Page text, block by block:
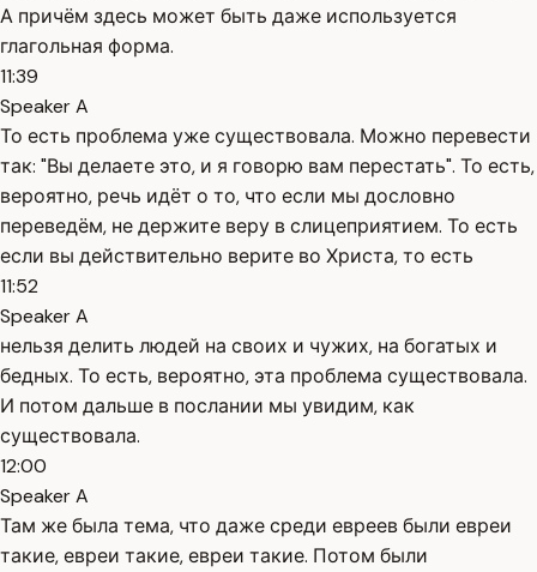
А причём здесь может быть даже используется
глагольная форма.
11:39
Speaker A
То есть проблема уже существовала. Можно перевести
так: "Вы делаете это, и я говорю вам перестать". То есть,
вероятно, речь идёт о то, что если мы дословно
переведём, не держите веру в слицеприятием. То есть
если вы действительно верите во Христа, то есть
11:52
Speaker A
нельзя делить людей на своих и чужих, на богатых и
бедных. То есть, вероятно, эта проблема существовала.
И потом дальше в послании мы увидим, как
существовала.
12:00
Speaker A
Там же была тема, что даже среди евреев были евреи
такие, евреи такие, евреи такие. Потом были